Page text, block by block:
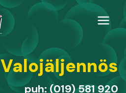
Valojäljennös
puh: (019) 581 920